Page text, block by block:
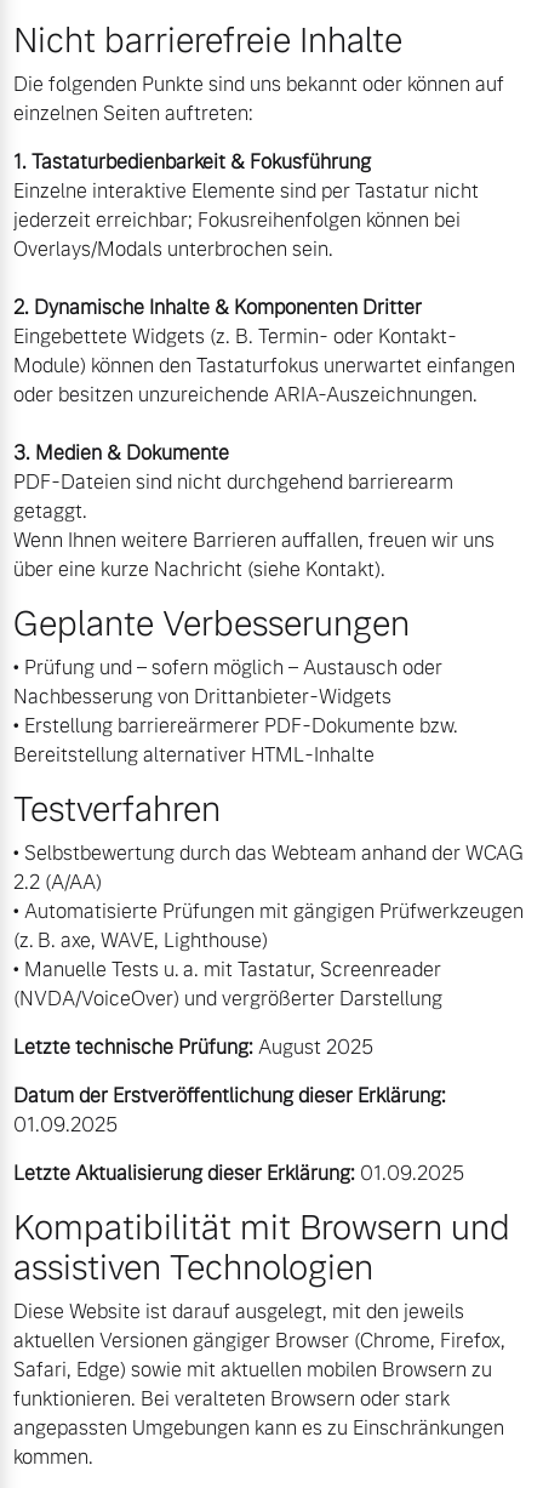
Sofort verfügbare Fahrzeuge
Volvo Selekt
Gebrauchtwagen
Die Neuwagenalternative
Jetzt kennenlernen
direkt an.
Mehr erfahren
Frühjahrscheck
Entdecken Sie unsere
saisonalen Angebote.
Mehr erfahren
Finanzierung & Leasing
Versicherung
Nicht barrierefreie Inhalte
Die folgenden Punkte sind uns bekannt oder können auf
einzelnen Seiten auftreten:
1. Tastaturbedienbarkeit & Fokusführung
Einzelne interaktive Elemente sind per Tastatur nicht
jederzeit erreichbar; Fokusreihenfolgen können bei
Overlays/Modals unterbrochen sein.
2. Dynamische Inhalte & Komponenten Dritter
Eingebettete Widgets (z. B. Termin- oder Kontakt-
Module) können den Tastaturfokus unerwartet einfangen
oder besitzen unzureichende ARIA-Auszeichnungen.
3. Medien & Dokumente
PDF-Dateien sind nicht durchgehend barrierearm
getaggt.
Wenn Ihnen weitere Barrieren auffallen, freuen wir uns
über eine kurze Nachricht (siehe Kontakt).
Geplante Verbesserungen
• Prüfung und – sofern möglich – Austausch oder
Nachbesserung von Drittanbieter-Widgets
• Erstellung barriereärmerer PDF-Dokumente bzw.
Bereitstellung alternativer HTML-Inhalte
Testverfahren
• Selbstbewertung durch das Webteam anhand der WCAG
2.2 (A/AA)
• Automatisierte Prüfungen mit gängigen Prüfwerkzeugen
(z. B. axe, WAVE, Lighthouse)
• Manuelle Tests u. a. mit Tastatur, Screenreader
(NVDA/VoiceOver) und vergrößerter Darstellung
Letzte technische Prüfung:August 2025
Datum der Erstveröffentlichung dieser Erklärung:
01.09.2025
Letzte Aktualisierung dieser Erklärung: 01.09.2025
Kompatibilität mit Browsern und
assistiven Technologien
Diese Website ist darauf ausgelegt, mit den jeweils
aktuellen Versionen gängiger Browser (Chrome, Firefox,
Safari, Edge) sowie mit aktuellen mobilen Browsern zu
funktionieren. Bei veralteten Browsern oder stark
angepassten Umgebungen kann es zu Einschränkungen
kommen.